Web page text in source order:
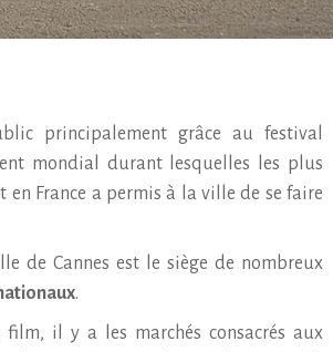
principalement grâce au festival
mondial durant lesquelles les plus
France a permis à la ville de se faire
de Cannes est le siège de nombreux
.
il y a les marchés consacrés aux